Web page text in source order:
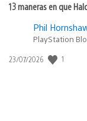
13 maneras en que
Phil
PlayStation
Fecha
23/07/2026 1